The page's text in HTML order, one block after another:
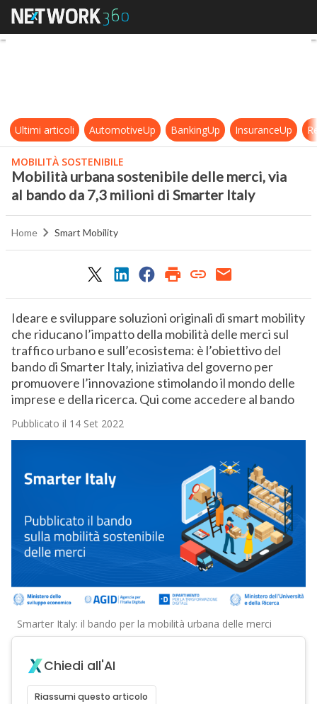
Mobilità urbana sostenibile delle
Ultimi articoli AutomotiveUp BankingUp InsuranceUp
MOBILITÀ SOSTENIBILE
Mobilità urbana sostenibile delle merci, via
al bando da 7,3 milioni di Smarter Italy
Home Smart Mobility
Ideare e sviluppare soluzioni originali di smart mobility
che riducano l’impatto della mobilità delle merci sul
traffico urbano e sull’ecosistema: è l’obiettivo del
bando di Smarter Italy, iniziativa del governo per
promuovere l’innovazione stimolando il mondo delle
imprese e della ricerca. Qui come accedere al bando
Pubblicato il 14 Set 2022
Smarter Italy: il bando per la mobilità urbana delle merci
Chiedi all'AI
Riassumi questo articolo